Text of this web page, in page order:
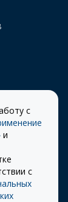
XXI»
сайта –
с
и
с